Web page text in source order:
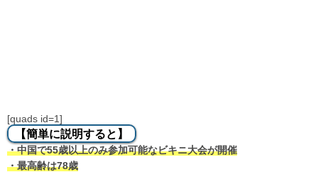
[quads id=1]
【簡単に説明すると】
・中国で55歳以上のみ参加可能なビキニ大会が開催
・最高齢は78歳